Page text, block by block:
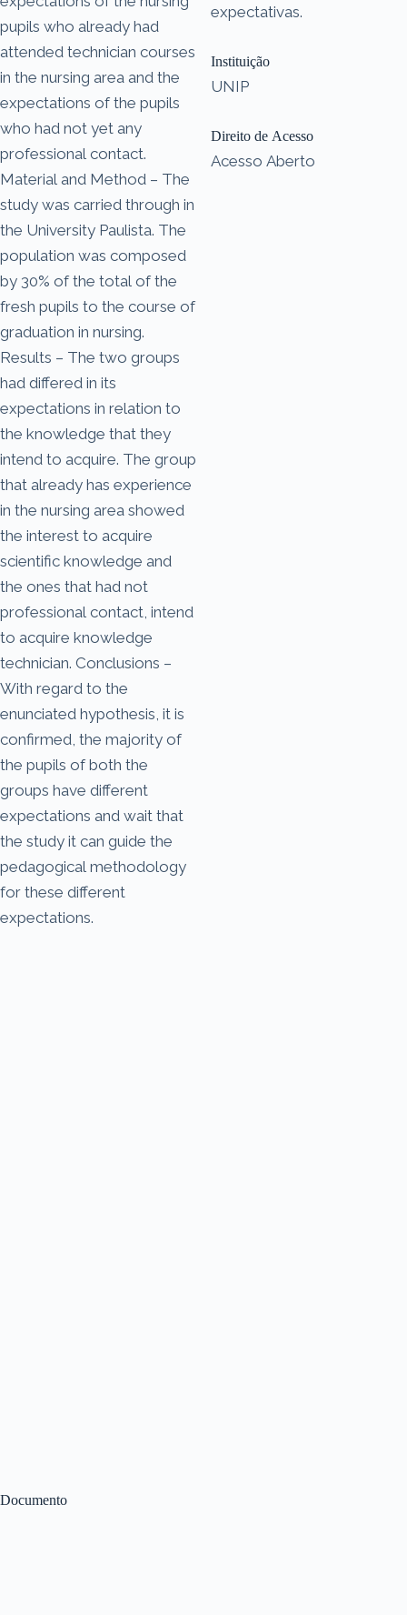
Documento
pupils who already had
attended technician courses
in the nursing area and the
expectations of the pupils
who had not yet any
professional contact.
Material and Method – The
study was carried through in
the University Paulista. The
population was composed
by 30% of the total of the
fresh pupils to the course of
graduation in nursing.
Results – The two groups
had differed in its
expectations in relation to
the knowledge that they
intend to acquire. The group
that already has experience
in the nursing area showed
the interest to acquire
scientific knowledge and
the ones that had not
professional contact, intend
to acquire knowledge
technician. Conclusions –
With regard to the
enunciated hypothesis, it is
confirmed, the majority of
the pupils of both the
groups have different
expectations and wait that
the study it can guide the
pedagogical methodology
for these different
expectations.
expectativas.
Instituição
UNIP
Direito de Acesso
Acesso Aberto